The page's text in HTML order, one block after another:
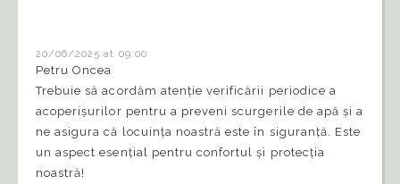
20/06/2025 at 09:00
Petru Oncea
Trebuie să acordăm atenție verificării periodice a
acoperișurilor pentru a preveni scurgerile de apă și a
ne asigura că locuința noastră este în siguranță. Este
un aspect esențial pentru confortul și protecția
noastră!